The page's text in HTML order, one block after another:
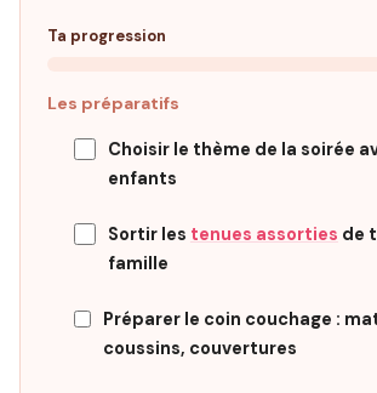
Ta progression
Les préparatifs
Choisir le thème de la soirée
enfants
Sortir les tenues assorties de
famille
Préparer le coin couchage :
coussins, couvertures